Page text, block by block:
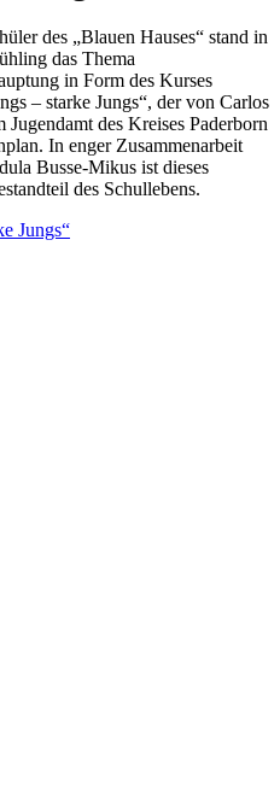
des „Blauen Hauses“ stand in
das Thema
in Form des Kurses
– starke Jungs“, der von Carlos
Jugendamt des Kreises Paderborn
In enger Zusammenarbeit
Busse-Mikus ist dieses
des Schullebens.
Jungs“